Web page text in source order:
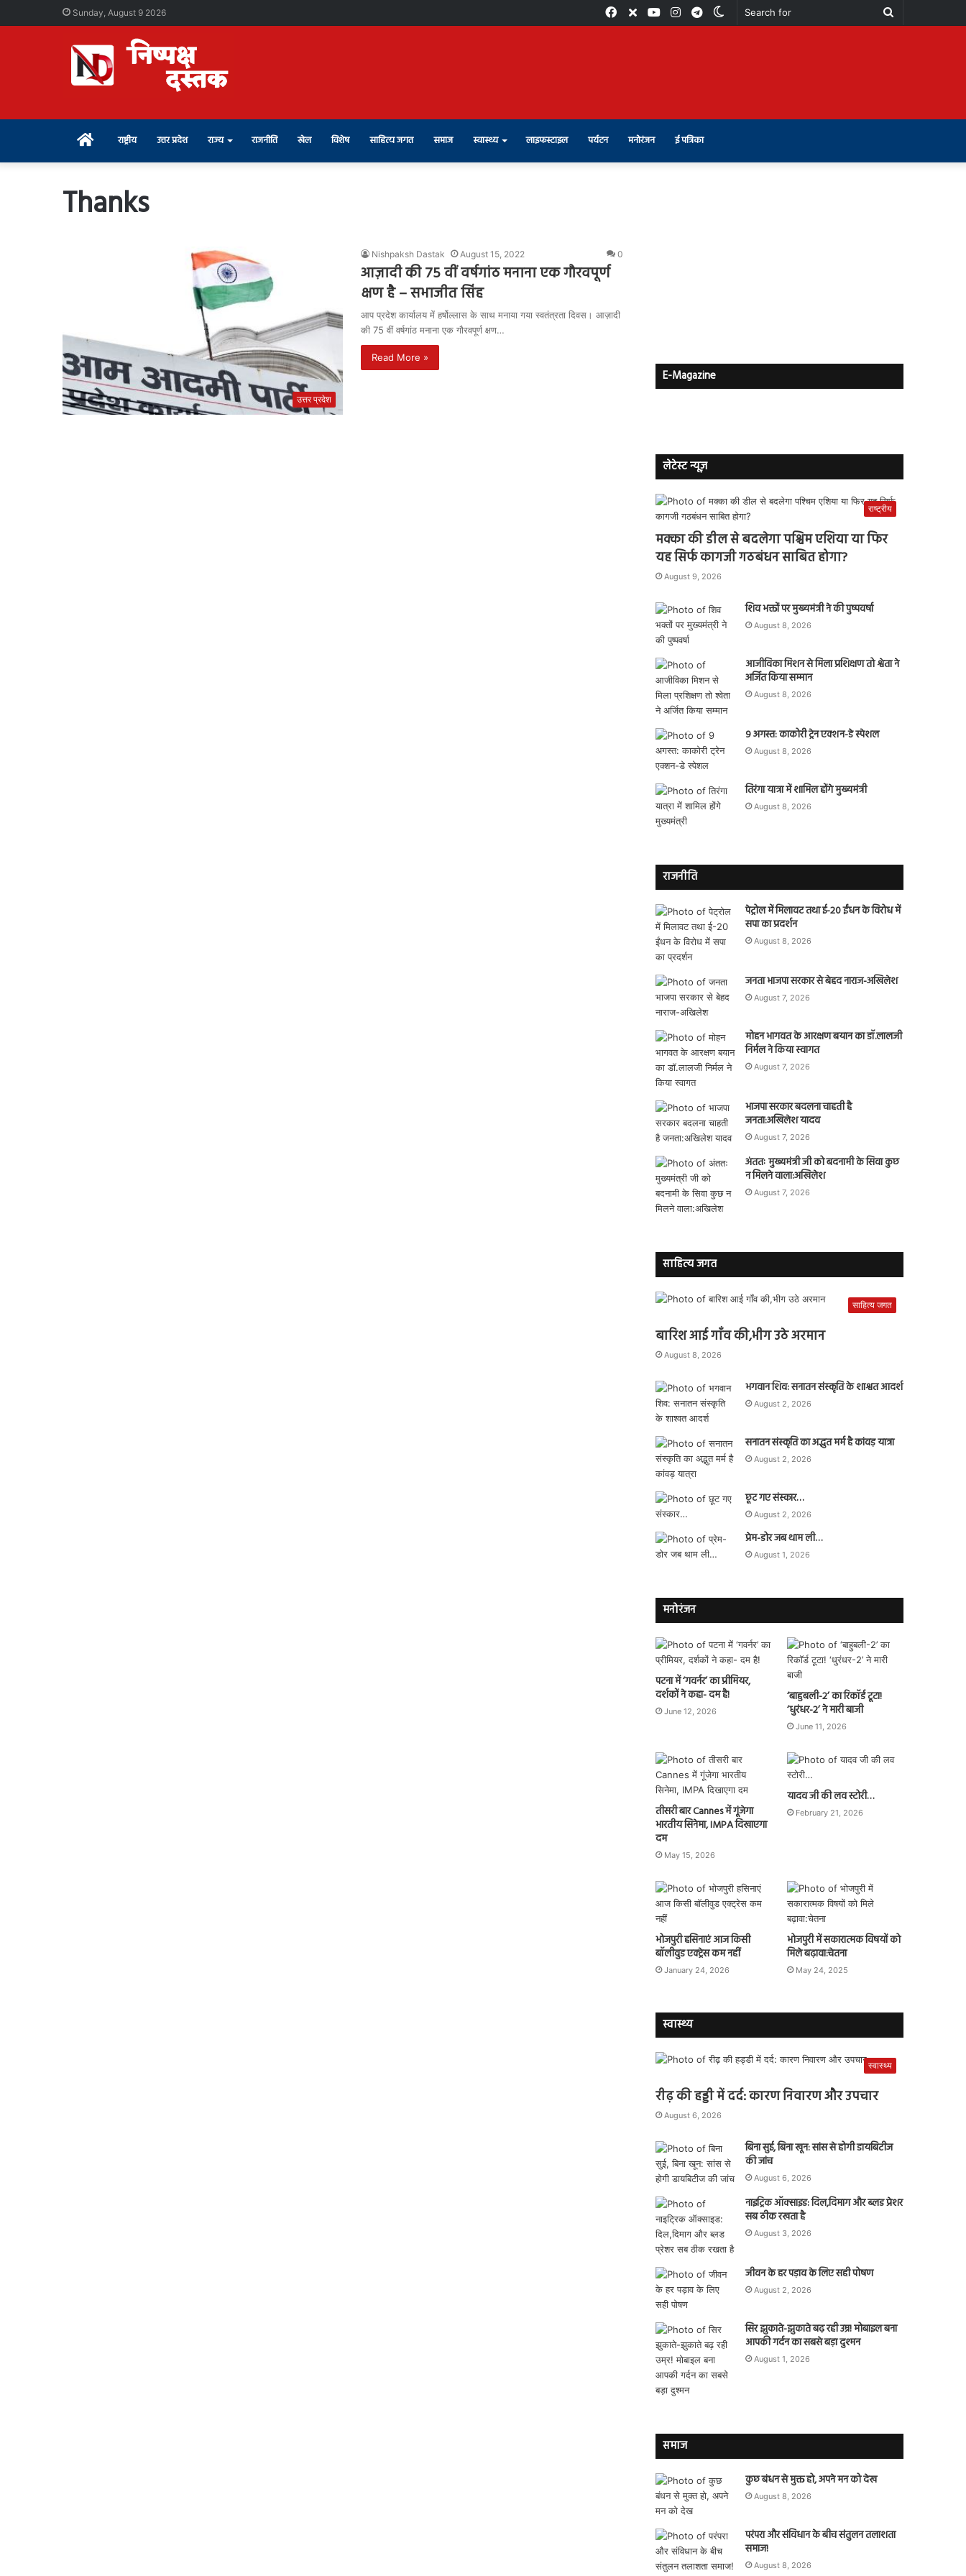
Sunday, August 9 2026
Search
Switch
Telegram
Instagram
Youtube
X
Facebook
Home राष्ट्रीय उत्तर प्रदेश राज्य राजनीति खेल विशेष साहित्य जगत समाज स्वास्थ्य लाइफस्टाइल पर्यटन मनोरंजन ई पत्रिका
Thanks
उत्तर प्रदेश
Nishpaksh Dastak August 15, 2022 0
आज़ादी की 75 वीं वर्षगांठ मनाना एक गौरवपूर्ण
क्षण है – सभाजीत सिंह
आप प्रदेश कार्यालय में हर्षोल्लास के साथ मनाया गया स्वतंत्रता दिवस। आज़ादी
की 75 वीं वर्षगांठ मनाना एक गौरवपूर्ण क्षण…
Read More »
E-Magazine
लेटेस्ट न्यूज़
राष्ट्रीय
मक्का की डील से बदलेगा पश्चिम एशिया या फिर
यह सिर्फ कागजी गठबंधन साबित होगा?
August 9, 2026
शिव भक्तों पर मुख्यमंत्री ने की पुष्पवर्षा
August 8, 2026
आजीविका मिशन से मिला प्रशिक्षण तो श्वेता ने
अर्जित किया सम्मान
August 8, 2026
9 अगस्त: काकोरी ट्रेन एक्शन-डे स्पेशल
August 8, 2026
तिरंगा यात्रा में शामिल होंगे मुख्यमंत्री
August 8, 2026
राजनीति
पेट्रोल में मिलावट तथा ई-20 ईंधन के विरोध में
सपा का प्रदर्शन
August 8, 2026
जनता भाजपा सरकार से बेहद नाराज-अखिलेश
August 7, 2026
मोहन भागवत के आरक्षण बयान का डॉ.लालजी
निर्मल ने किया स्वागत
August 7, 2026
भाजपा सरकार बदलना चाहती है
जनता:अखिलेश यादव
August 7, 2026
अंततः मुख्यमंत्री जी को बदनामी के सिवा कुछ
न मिलने वाला:अखिलेश
August 7, 2026
साहित्य जगत
साहित्य जगत
बारिश आई गाँव की,भीग उठे अरमान
August 8, 2026
भगवान शिव: सनातन संस्कृति के शाश्वत आदर्श
August 2, 2026
सनातन संस्कृति का अद्भुत मर्म है कांवड़ यात्रा
August 2, 2026
छूट गए संस्कार…
August 2, 2026
प्रेम-डोर जब थाम ली…
August 1, 2026
मनोरंजन
पटना में ‘गवर्नर’ का प्रीमियर,
दर्शकों ने कहा- दम है!
June 12, 2026
‘बाहुबली-2’ का रिकॉर्ड टूटा!
‘धुरंधर-2’ ने मारी बाजी
June 11, 2026
तीसरी बार Cannes में गूंजेगा
भारतीय सिनेमा, IMPA दिखाएगा
दम
May 15, 2026
यादव जी की लव स्टोरी…
February 21, 2026
भोजपुरी हसिनाएं आज किसी
बॉलीवुड एक्ट्रेस कम नहीं
January 24, 2026
भोजपुरी में सकारात्मक विषयों को
मिले बढ़ावा:चेतना
May 24, 2025
स्वास्थ्य
स्वास्थ्य
रीढ़ की हड्डी में दर्द: कारण निवारण और उपचार
August 6, 2026
बिना सुई, बिना खून: सांस से होगी डायबिटीज
की जांच
August 6, 2026
नाइट्रिक ऑक्साइड: दिल,दिमाग और ब्लड प्रेशर
सब ठीक रखता है
August 3, 2026
जीवन के हर पड़ाव के लिए सही पोषण
August 2, 2026
सिर झुकाते-झुकाते बढ़ रही उम्र! मोबाइल बना
आपकी गर्दन का सबसे बड़ा दुश्मन
August 1, 2026
समाज
कुछ बंधन से मुक्त हो, अपने मन को देख
August 8, 2026
परंपरा और संविधान के बीच संतुलन तलाशता
समाज!
August 8, 2026